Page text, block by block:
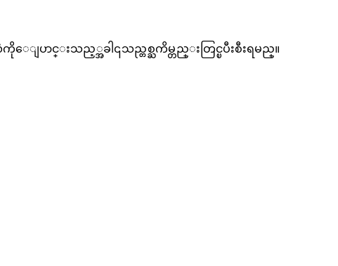
လံကိုေျပာင္းသည့္အခါ၎သည္တစ္ႀကိမ္တည္းတြင္ၿပီးစီးရမည္။